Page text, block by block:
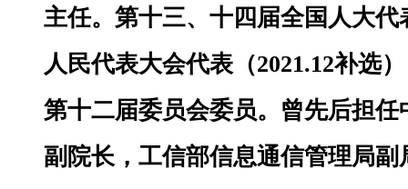
主任。 第十三、十四届全国人大
人民代表大会代表（2021.12补选
第十二届委员会委员。 曾先后担任
副院长，工信部信息通信管理局